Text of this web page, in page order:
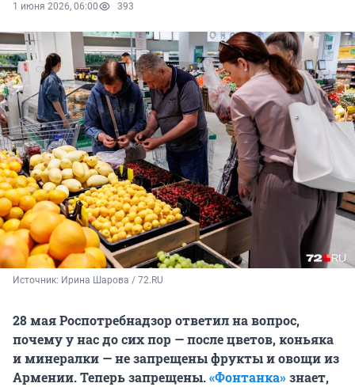
1 июня 2026, 06:00 393
Источник: Ирина Шарова / 72.RU
28 мая Роспотребнадзор ответил на вопрос,
почему у нас до сих пор — после цветов, коньяка
и минералки — не запрещены фрукты и овощи из
Армении. Теперь запрещены.«Фонтанка»знает,